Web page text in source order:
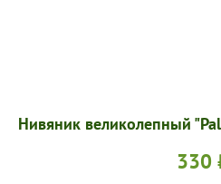
Нивяник великолепный
330